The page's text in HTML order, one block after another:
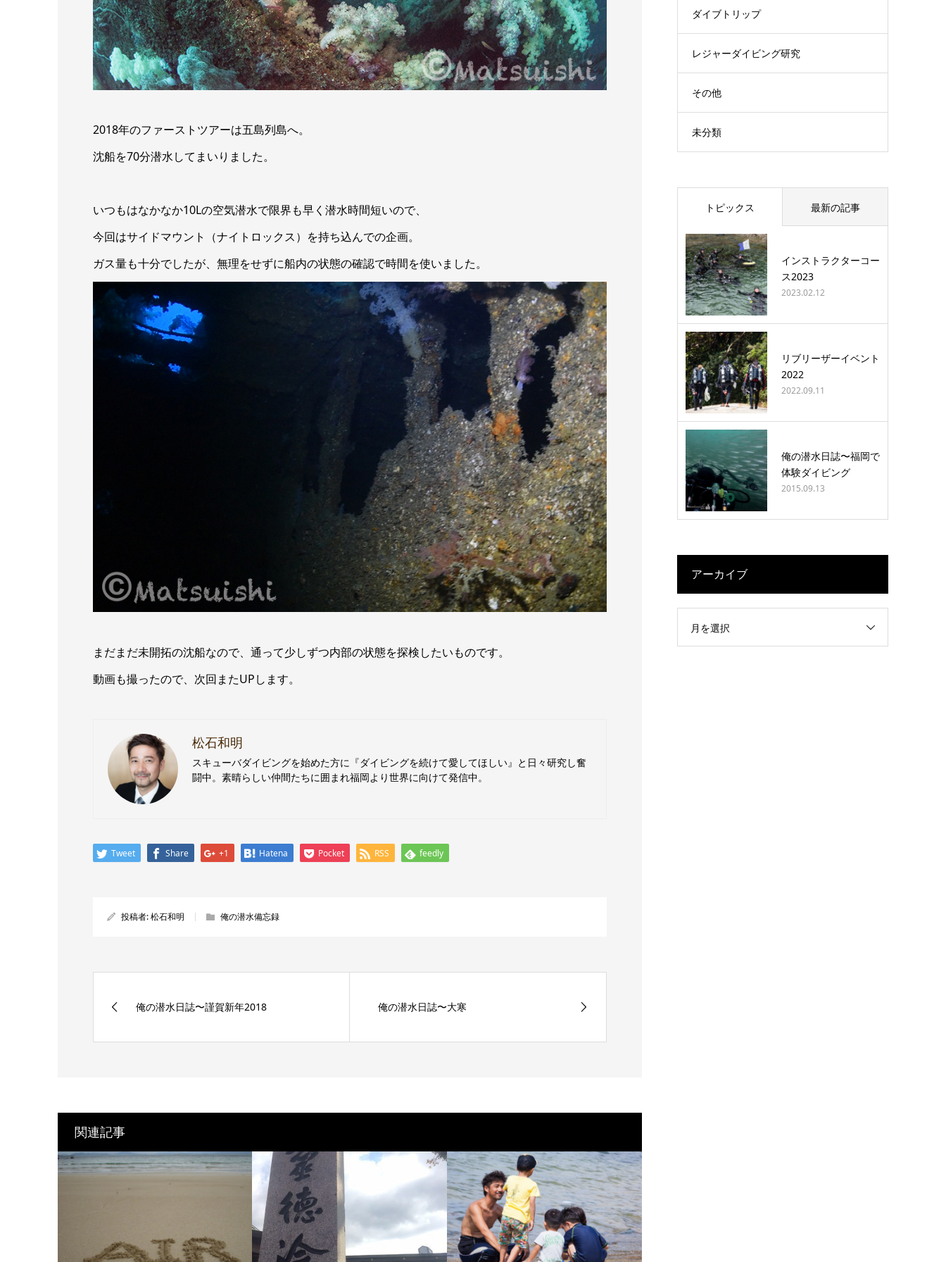
2018年のファーストツアーは五島列島へ。
沈船を70分潜水してまいりました。
いつもはなかなか10Lの空気潜水で限界も早く潜水時間短いので、
今回はサイドマウント（ナイトロックス）を持ち込んでの企画。
ガス量も十分でしたが、無理をせずに船内の状態の確認で時間を使いました。
まだまだ未開拓の沈船なので、通って少しずつ内部の状態を探検したいものです。
動画も撮ったので、次回またUPします。
松石和明
スキューバダイビングを始めた方に『ダイビングを続けて愛してほしい』と日々研究し奮
闘中。素晴らしい仲間たちに囲まれ福岡より世界に向けて発信中。
Tweet Share +1 Hatena Pocket RSS feedly
投稿者:松石和明 俺の潜水備忘録
俺の潜水日誌〜謹賀新年2018 俺の潜水日誌〜大寒
関連記事
ダイブトリップ
レジャーダイビング研究
その他
未分類
トピックス 最新の記事
インストラクターコー
ス2023
2023.02.12
リブリーザーイベント
2022
2022.09.11
俺の潜水日誌〜福岡で
体験ダイビング
2015.09.13
アーカイブ
月を選択